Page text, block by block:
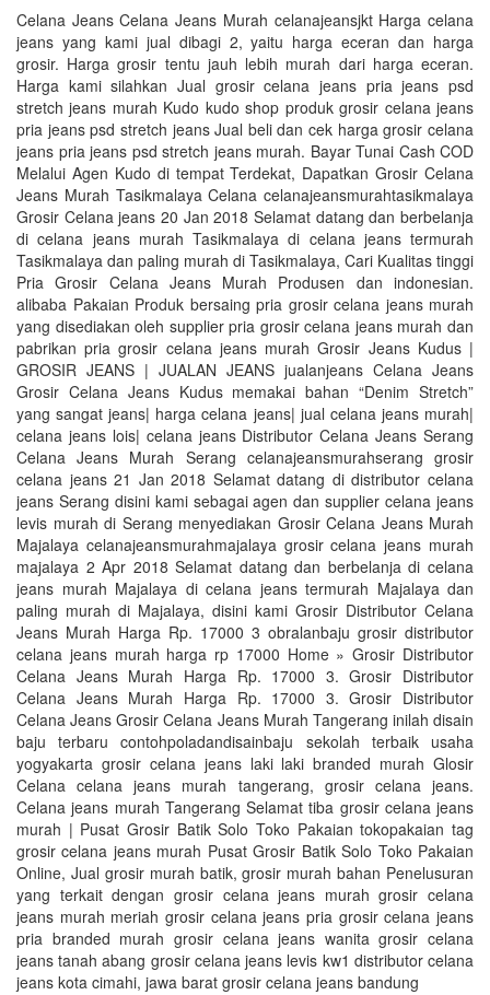
Celana Jeans Celana Jeans Murah celanajeansjkt Harga celana
jeans yang kami jual dibagi 2, yaitu harga eceran dan harga
grosir. Harga grosir tentu jauh lebih murah dari harga eceran.
Harga kami silahkan Jual grosir celana jeans pria jeans psd
stretch jeans murah Kudo kudo shop produk grosir celana jeans
pria jeans psd stretch jeans Jual beli dan cek harga grosir celana
jeans pria jeans psd stretch jeans murah. Bayar Tunai Cash COD
Melalui Agen Kudo di tempat Terdekat, Dapatkan Grosir Celana
Jeans Murah Tasikmalaya Celana celanajeansmurahtasikmalaya
Grosir Celana jeans 20 Jan 2018 Selamat datang dan berbelanja
di celana jeans murah Tasikmalaya di celana jeans termurah
Tasikmalaya dan paling murah di Tasikmalaya, Cari Kualitas tinggi
Pria Grosir Celana Jeans Murah Produsen dan indonesian.
alibaba Pakaian Produk bersaing pria grosir celana jeans murah
yang disediakan oleh supplier pria grosir celana jeans murah dan
pabrikan pria grosir celana jeans murah Grosir Jeans Kudus |
GROSIR JEANS | JUALAN JEANS jualanjeans Celana Jeans
Grosir Celana Jeans Kudus memakai bahan “Denim Stretch”
yang sangat jeans| harga celana jeans| jual celana jeans murah|
celana jeans lois| celana jeans Distributor Celana Jeans Serang
Celana Jeans Murah Serang celanajeansmurahserang grosir
celana jeans 21 Jan 2018 Selamat datang di distributor celana
jeans Serang disini kami sebagai agen dan supplier celana jeans
levis murah di Serang menyediakan Grosir Celana Jeans Murah
Majalaya celanajeansmurahmajalaya grosir celana jeans murah
majalaya 2 Apr 2018 Selamat datang dan berbelanja di celana
jeans murah Majalaya di celana jeans termurah Majalaya dan
paling murah di Majalaya, disini kami Grosir Distributor Celana
Jeans Murah Harga Rp. 17000 3 obralanbaju grosir distributor
celana jeans murah harga rp 17000 Home » Grosir Distributor
Celana Jeans Murah Harga Rp. 17000 3. Grosir Distributor
Celana Jeans Murah Harga Rp. 17000 3. Grosir Distributor
Celana Jeans Grosir Celana Jeans Murah Tangerang inilah disain
baju terbaru contohpoladandisainbaju sekolah terbaik usaha
yogyakarta grosir celana jeans laki laki branded murah Glosir
Celana celana jeans murah tangerang, grosir celana jeans.
Celana jeans murah Tangerang Selamat tiba grosir celana jeans
murah | Pusat Grosir Batik Solo Toko Pakaian tokopakaian tag
grosir celana jeans murah Pusat Grosir Batik Solo Toko Pakaian
Online, Jual grosir murah batik, grosir murah bahan Penelusuran
yang terkait dengan grosir celana jeans murah grosir celana
jeans murah meriah grosir celana jeans pria grosir celana jeans
pria branded murah grosir celana jeans wanita grosir celana
jeans tanah abang grosir celana jeans levis kw1 distributor celana
jeans kota cimahi, jawa barat grosir celana jeans bandung